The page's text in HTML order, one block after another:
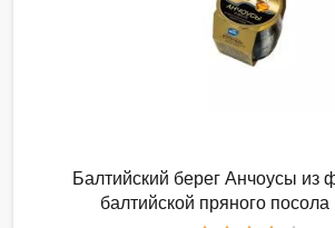
Балтийский берег Анчоусы из
балтийской пряного